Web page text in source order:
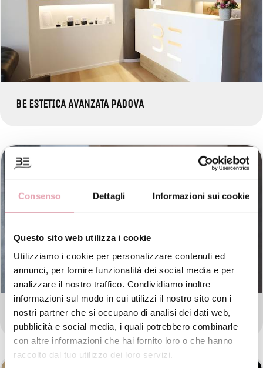
Consenso Dettagli Informazioni sui cookie
Questo sito web utilizza i cookie
Utilizziamo i cookie per personalizzare contenuti ed
annunci, per fornire funzionalità dei social media e per
analizzare il nostro traffico. Condividiamo inoltre
informazioni sul modo in cui utilizzi il nostro sito con i
nostri partner che si occupano di analisi dei dati web,
pubblicità e social media, i quali potrebbero combinarle
con altre informazioni che hai fornito loro o che hanno
raccolto dal tuo utilizzo dei loro servizi.
BE ESTETICA AVANZATA PADOVA
BE ESTETICA AVANZATA VERONA